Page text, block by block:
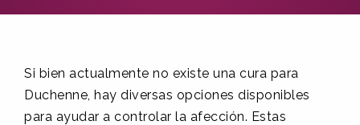
Si bien actualmente no existe una cura para
Duchenne, hay diversas opciones disponibles
para ayudar a controlar la afección. Estas